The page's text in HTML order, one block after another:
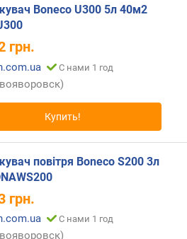
Boneco U300 5л 40м2
грн.
С нами 1 год
Купить!
повітря Boneco S200 3л
грн.
С нами 1 год